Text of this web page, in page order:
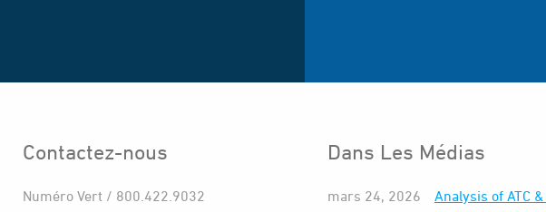
Contactez-nous
Numéro Vert / 800.422.9032
Dans Les Médias
mars 24, 2026
Analysis of ATC